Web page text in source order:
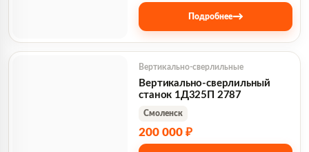
Подробнее→
Вертикально-сверлильный
станок 1Д325П 2787
Вертикально-сверлильные
200 000 ₽
Смоленск